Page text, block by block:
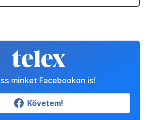
minket Facebookon is!
Követem!